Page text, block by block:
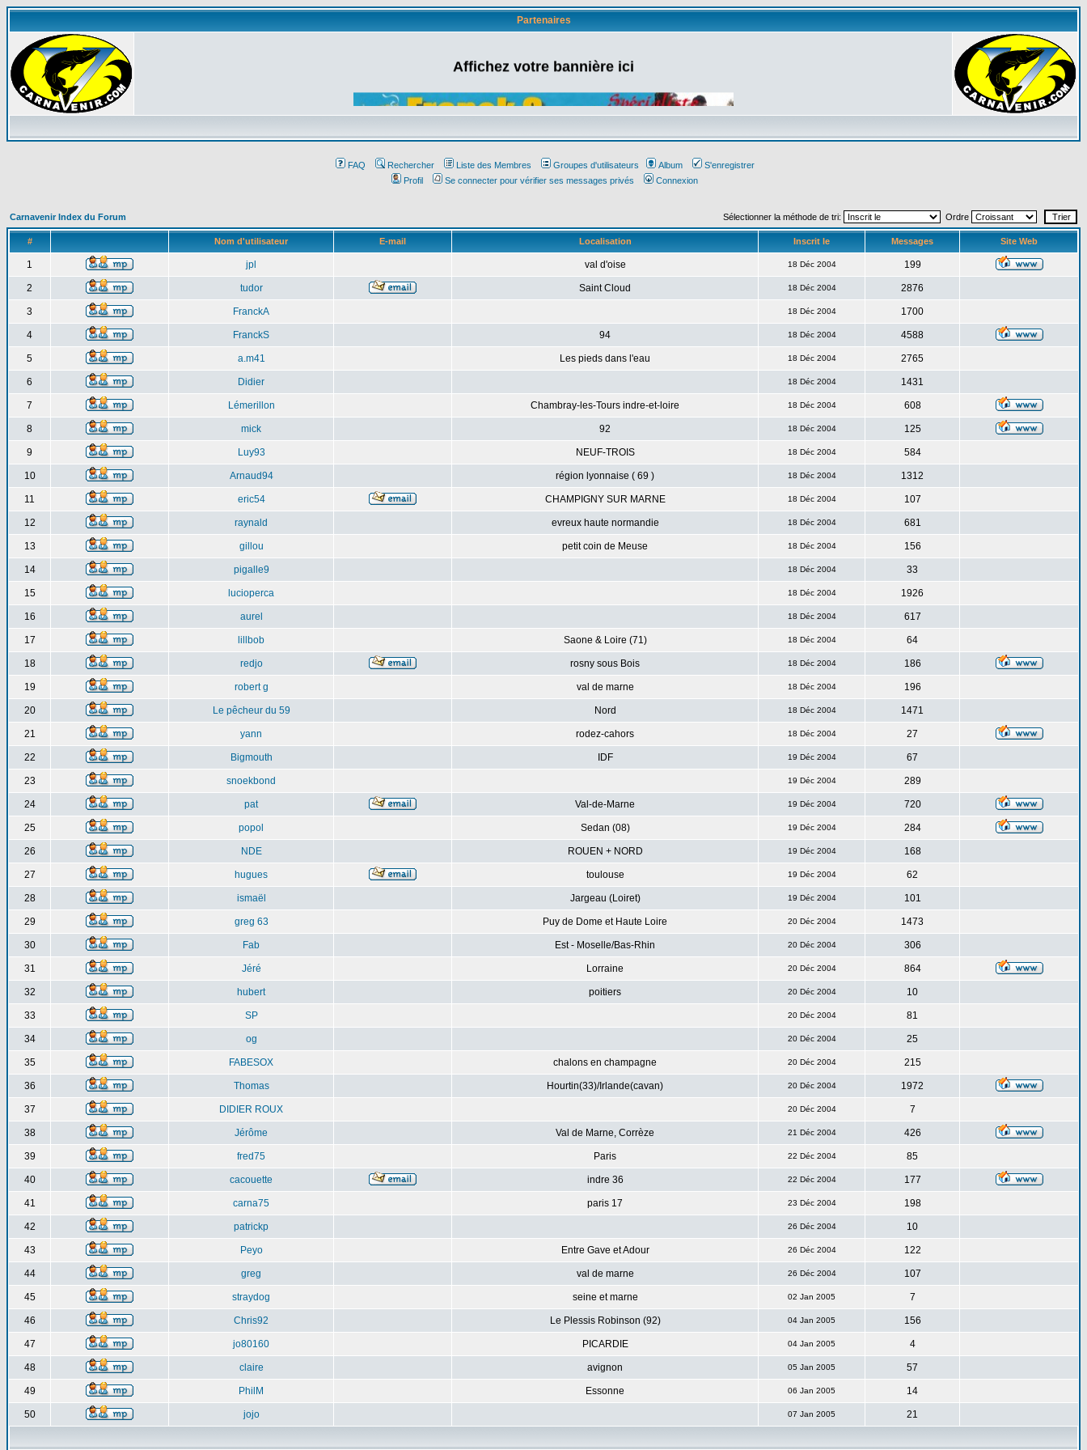
Partenaires
Affichez votre bannière ici
FAQ Rechercher Liste des Membres Groupes d'utilisateurs Album
S'enregistrer
Profil
Se connecter pour vérifier ses messages privés Connexion
Carnavenir Index du Forum Sélectionner la méthode de tri: Ordre
# Nom d'utilisateur E-mail Localisation Inscrit le Messages Site Web
1 jpl val d'oise 18 Déc 2004 199
2 tudor Saint Cloud 18 Déc 2004 2876
3 FranckA 18 Déc 2004 1700
4 FranckS 94 18 Déc 2004 4588
5 a.m41 Les pieds dans l'eau 18 Déc 2004 2765
6 Didier 18 Déc 2004 1431
7 Lémerillon Chambray-les-Tours indre-et-loire 18 Déc 2004 608
8 mick 92 18 Déc 2004 125
9 Luy93 NEUF-TROIS 18 Déc 2004 584
10 Arnaud94 région lyonnaise ( 69 ) 18 Déc 2004 1312
11 eric54 CHAMPIGNY SUR MARNE 18 Déc 2004 107
12 raynald evreux haute normandie 18 Déc 2004 681
13 gillou petit coin de Meuse 18 Déc 2004 156
14 pigalle9 18 Déc 2004 33
15 lucioperca 18 Déc 2004 1926
16 aurel 18 Déc 2004 617
17 lillbob Saone & Loire (71) 18 Déc 2004 64
18 redjo rosny sous Bois 18 Déc 2004 186
19 robert g val de marne 18 Déc 2004 196
20 Le pêcheur du 59 Nord 18 Déc 2004 1471
21 yann rodez-cahors 18 Déc 2004 27
22 Bigmouth IDF 19 Déc 2004 67
23 snoekbond 19 Déc 2004 289
24 pat Val-de-Marne 19 Déc 2004 720
25 popol Sedan (08) 19 Déc 2004 284
26 NDE ROUEN + NORD 19 Déc 2004 168
27 hugues toulouse 19 Déc 2004 62
28 ismaël Jargeau (Loiret) 19 Déc 2004 101
29 greg 63 Puy de Dome et Haute Loire 20 Déc 2004 1473
30 Fab Est - Moselle/Bas-Rhin 20 Déc 2004 306
31 Jéré Lorraine 20 Déc 2004 864
32 hubert poitiers 20 Déc 2004 10
33 SP 20 Déc 2004 81
34 og 20 Déc 2004 25
35 FABESOX chalons en champagne 20 Déc 2004 215
36 Thomas Hourtin(33)/Irlande(cavan) 20 Déc 2004 1972
37 DIDIER ROUX 20 Déc 2004 7
38 Jérôme Val de Marne, Corrèze 21 Déc 2004 426
39 fred75 Paris 22 Déc 2004 85
40 cacouette indre 36 22 Déc 2004 177
41 carna75 paris 17 23 Déc 2004 198
42 patrickp 26 Déc 2004 10
43 Peyo Entre Gave et Adour 26 Déc 2004 122
44 greg val de marne 26 Déc 2004 107
45 straydog seine et marne 02 Jan 2005 7
46 Chris92 Le Plessis Robinson (92) 04 Jan 2005 156
47 jo80160 PICARDIE 04 Jan 2005 4
48 claire avignon 05 Jan 2005 57
49 PhilM Essonne 06 Jan 2005 14
50 jojo 07 Jan 2005 21